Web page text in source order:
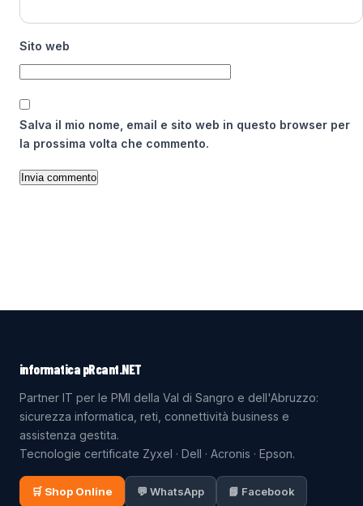
Sito web
Salva il mio nome, email e sito web in questo browser per
la prossima volta che commento.
informatica pRcant.NET
Partner IT per le PMI della Val di Sangro e dell'Abruzzo:
sicurezza informatica, reti, connettività business e
assistenza gestita.
Tecnologie certificate Zyxel · Dell · Acronis · Epson.
🛒 Shop Online 💬 WhatsApp 📘 Facebook